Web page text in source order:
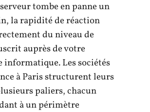
tombe en panne un
la rapidité de réaction
du niveau de
auprès de votre
informatique. Les sociétés
à Paris structurent leurs
paliers, chacun
à un périmètre